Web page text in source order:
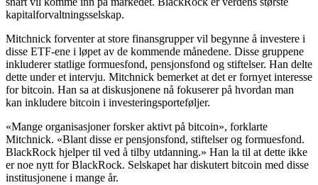
kapitalforvaltningsselskap.
Mitchnick forventer at store finansgrupper vil begynne å investere i
disse ETF-ene i løpet av de kommende månedene. Disse gruppene
inkluderer statlige formuesfond, pensjonsfond og stiftelser. Han delte
dette under et intervju. Mitchnick bemerket at det er fornyet interesse
for bitcoin. Han sa at diskusjonene nå fokuserer på hvordan man
kan inkludere bitcoin i investeringsporteføljer.
«Mange organisasjoner forsker aktivt på bitcoin», forklarte
Mitchnick. «Blant disse er pensjonsfond, stiftelser og formuesfond.
BlackRock hjelper til ved å tilby utdanning.» Han la til at dette ikke
er noe nytt for BlackRock. Selskapet har diskutert bitcoin med disse
institusjonene i mange år.